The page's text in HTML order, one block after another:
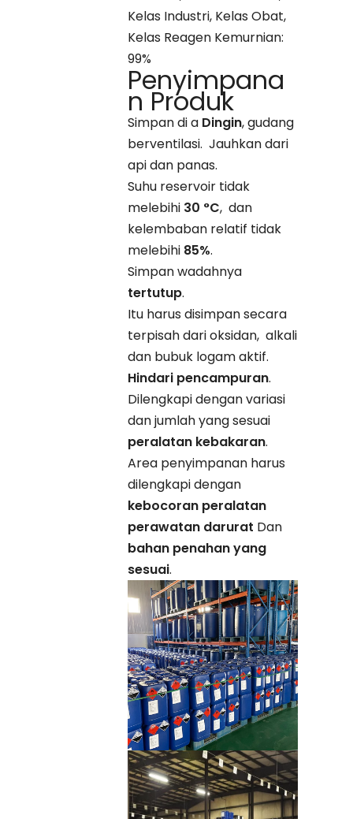
Kelas Industri, Kelas Obat,
Kelas Reagen Kemurnian:
99%
Penyimpana
n Produk
Simpan di a Dingin, gudang
berventilasi. Jauhkan dari
api dan panas.
Suhu reservoir tidak
melebihi 30 °C, dan
kelembaban relatif tidak
melebihi 85%.
Simpan wadahnya
tertutup.
Itu harus disimpan secara
terpisah dari oksidan, alkali
dan bubuk logam aktif.
Hindari pencampuran.
Dilengkapi dengan variasi
dan jumlah yang sesuai
peralatan kebakaran.
Area penyimpanan harus
dilengkapi dengan
kebocoran peralatan
perawatan darurat Dan
bahan penahan yang
sesuai.